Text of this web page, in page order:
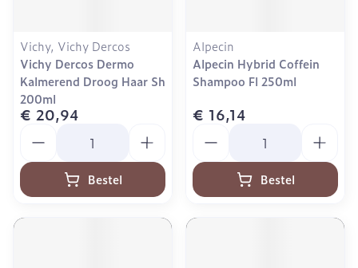
Vichy, Vichy Dercos
Vichy Dercos Dermo
Kalmerend Droog Haar Sh
200ml
€ 20,94
Bestel
Alpecin
Alpecin Hybrid Coffein
Shampoo Fl 250ml
€ 16,14
Bestel